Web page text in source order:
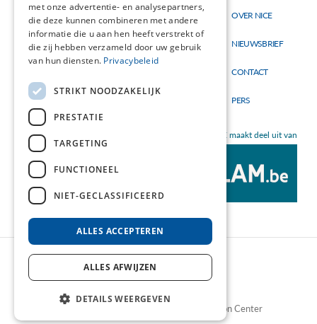
Hoofdnavigatie
Thema's
Materialen
Nieuw
Topmenu
OVER NICE
NIEUWSBRIEF
CONTACT
PERS
NICE maakt deel uit van
©2026 NICE - Nutrition Information Center
met onze advertentie- en analysepartners,
die deze kunnen combineren met andere
informatie die u aan hen heeft verstrekt of
die zij hebben verzameld door uw gebruik
van hun diensten. Privacybeleid
STRIKT NOODZAKELIJK
PRESTATIE
TARGETING
FUNCTIONEEL
NIET-GECLASSIFICEERD
ALLES ACCEPTEREN
ALLES AFWIJZEN
DETAILS WEERGEVEN